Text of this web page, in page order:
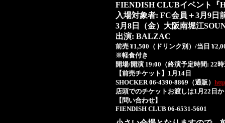
FIENDISH CLUBイベント『
入場対象者: FC会員＋3月9日
3月8日（金）大阪南堀江
出演: BALZAC
前売 ¥1,500（ドリンク別）/当日
※軽食付き
開場/開演 19:00（終演予定時間: 22
【前売チケット】1月14日
SHOCKER 06-4390-8869（通販）
店頭でのチケットお渡しは1月22日
【問い合わせ】
FIENDISH CLUB 06-6531-5601